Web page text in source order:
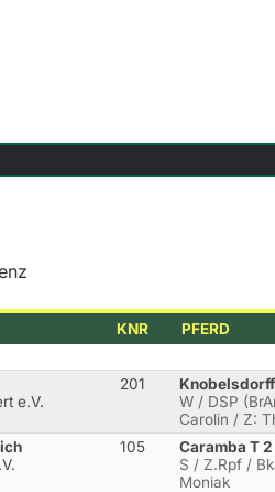
KNR
PFERD
e.V.
201
W / DSP
Carolin / Z:
105
Caramba T 2
S / Z.Rpf /
Moniak